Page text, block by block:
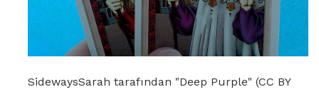
SidewaysSarah tarafından "Deep Purple" (CC BY